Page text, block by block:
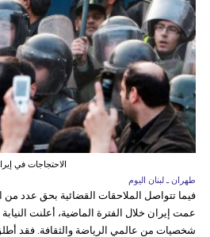
الاحتجاجات في
طهران ـ لبنان اليوم
فيما تتواصل الملاحقات القضائية بحق عدد من
عمت إيران خلال الفترة الماضية، أعلنت
شخصيات من عالمي الرياضة والثقافة. فقد